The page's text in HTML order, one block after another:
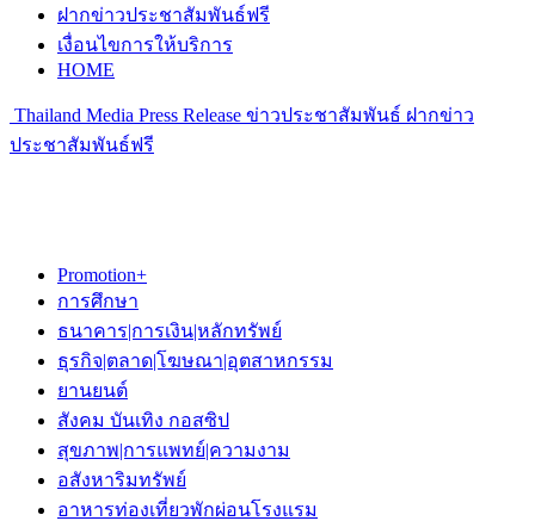
ฝากข่าวประชาสัมพันธ์ฟรี
เงื่อนไขการให้บริการ
HOME
Thailand Media Press Release ข่าวประชาสัมพันธ์ ฝากข่าว
ประชาสัมพันธ์ฟรี
Promotion+
การศึกษา
ธนาคาร|การเงิน|หลักทรัพย์
ธุรกิจ|ตลาด|โฆษณา|อุตสาหกรรม
ยานยนต์
สังคม บันเทิง กอสซิป
สุขภาพ|การแพทย์|ความงาม
อสังหาริมทรัพย์
อาหารท่องเที่ยวพักผ่อนโรงแรม